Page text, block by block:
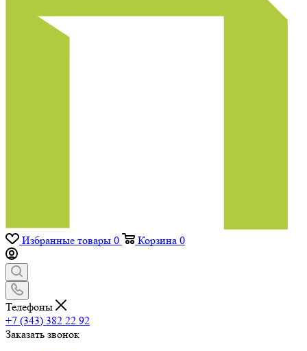
Избранные товары 0 Корзина 0
Телефоны
+7 (343) 382 22 92
Заказать звонок